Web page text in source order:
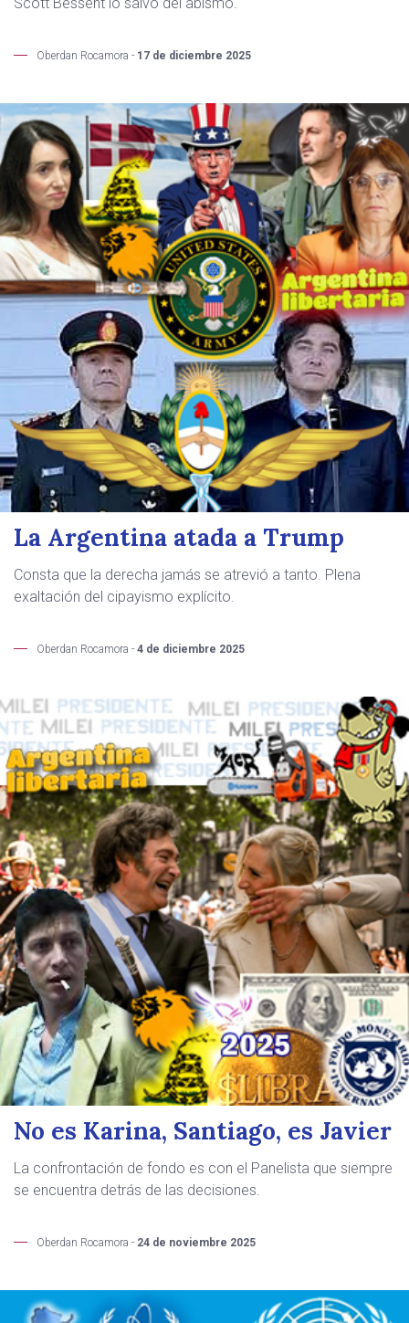
Oberdan Rocamora - 17 de diciembre 2025
La Argentina atada a Trump
Consta que la derecha jamás se atrevió a tanto. Plena
exaltación del cipayismo explícito.
Oberdan Rocamora - 4 de diciembre 2025
No es Karina, Santiago, es Javier
La confrontación de fondo es con el Panelista que siempre
se encuentra detrás de las decisiones.
Oberdan Rocamora - 24 de noviembre 2025